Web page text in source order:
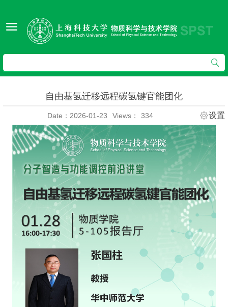
自由基氢迁移远程碳氢键官能团化
Date：2026-01-23 Views： 334 设置